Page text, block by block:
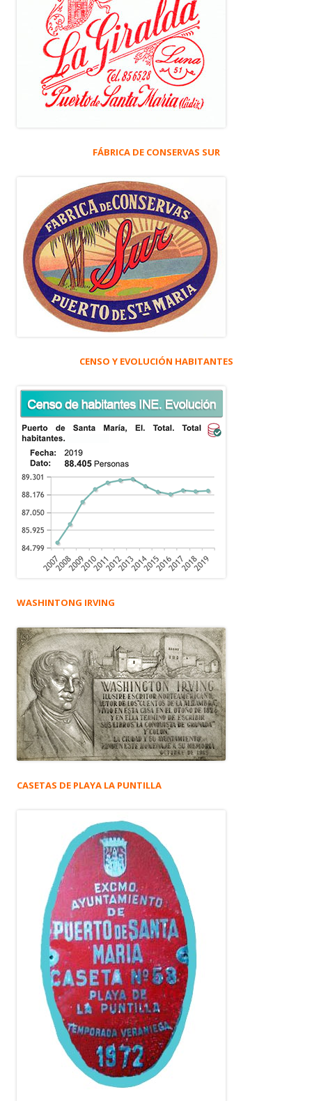
FÁBRICA DE CONSERVAS SUR
CENSO Y EVOLUCIÓN HABITANTES
WASHINTONG IRVING
CASETAS DE PLAYA LA PUNTILLA